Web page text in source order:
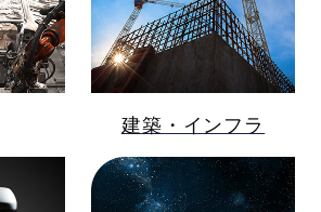
建築・インフラ